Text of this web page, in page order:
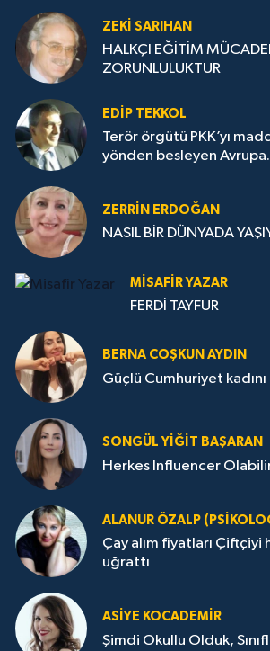
ZEKI SARIHAN
HALKÇI EĞİTİM
ZORUNLULUKTUR
EDIP TEKKOL
Terör örgütü PKK’yı
yönden besleyen
ZERRIN ERDOĞAN
NASIL BİR DÜNYADA
MISAFIR YAZAR
FERDİ TAYFUR
BERNA COŞKUN AYDIN
Güçlü Cumhuriyet kadını
SONGÜL YIĞIT BAŞARAN
Herkes Influencer
ALANUR ÖZALP
Çay alım fiyatları Çiftçiyi
uğrattı
ASIYE KOCADEMİR
Şimdi Okullu Olduk,